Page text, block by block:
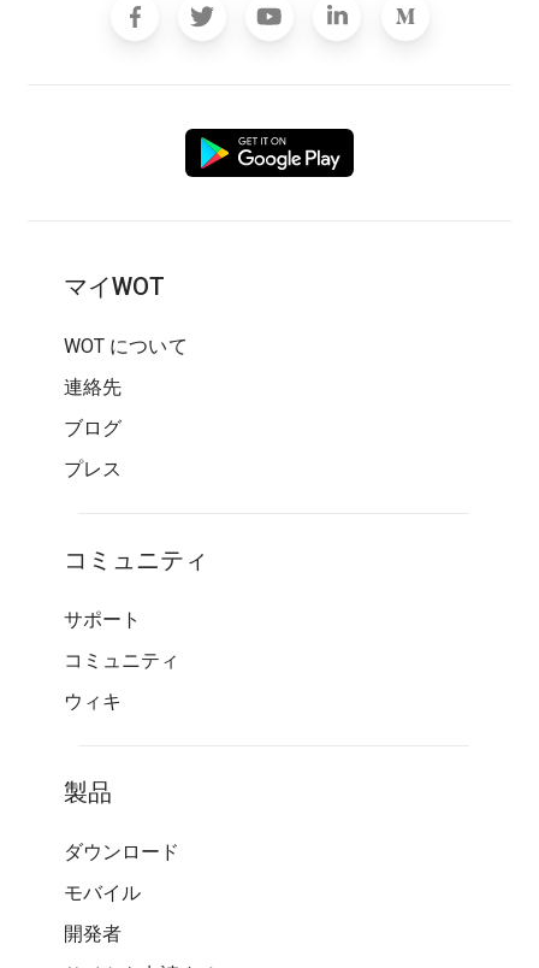
マイWOT
WOT について
連絡先
ブログ
プレス
コミュニティ
サポート
コミュニティ
ウィキ
製品
ダウンロード
モバイル
開発者